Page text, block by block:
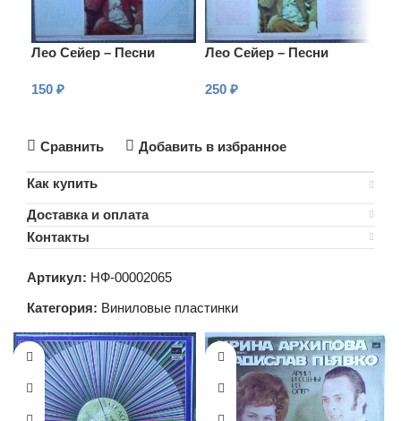
Лео Сейер – Песни
150 ₽
Лео Сейер – Песни
250 ₽
Сравнить Добавить в избранное
Как купить
Доставка и оплата
Контакты
Артикул: НФ-00002065
Категория: Виниловые пластинки